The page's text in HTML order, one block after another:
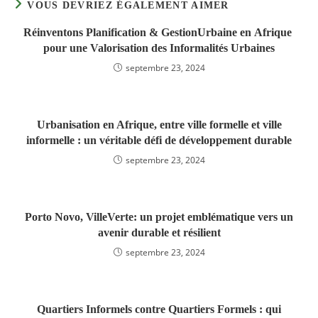
VOUS DEVRIEZ ÉGALEMENT AIMER
Réinventons Planification & GestionUrbaine en Afrique
pour une Valorisation des Informalités Urbaines
septembre 23, 2024
Urbanisation en Afrique, entre ville formelle et ville
informelle : un véritable défi de développement durable
septembre 23, 2024
Porto Novo, VilleVerte: un projet emblématique vers un
avenir durable et résilient
septembre 23, 2024
Quartiers Informels contre Quartiers Formels : qui